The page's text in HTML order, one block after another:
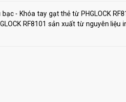
- Khóa tay gạt thẻ từ PHGLOCK
RF8101 sản xuất từ nguyên liệu